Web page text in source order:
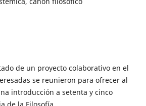
de un proyecto colaborativo en el
se reunieron para ofrecer al
introducción a setenta y cinco